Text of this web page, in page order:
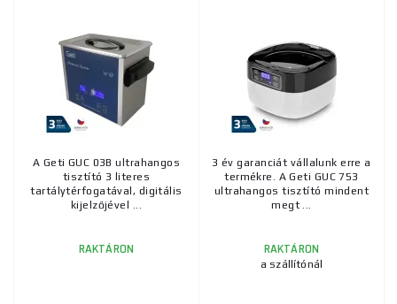
A Geti GUC 03B ultrahangos
tisztító 3 literes
tartálytérfogatával, digitális
kijelzőjével ...
RAKTÁRON
3 év garanciát vállalunk erre a
termékre. A Geti GUC 753
ultrahangos tisztító mindent
megt ...
RAKTÁRON
a szállítónál